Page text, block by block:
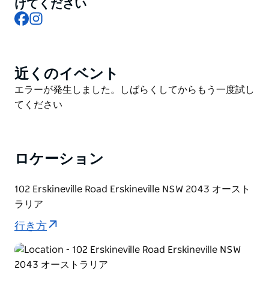
ド、薄型テレビ、デザイナーズアメニティなど、必要な
込めてご提供します。Erkoらしい料理を誇りとし、食
材にこだわり、可能な限り自家製で提供しています。カ
ジュアルなパブスタイルを継承しつつも、持続可能性、
地元産の食材、そして洗練されたお馴染みの料理にこだ
好みに合わせて様々なビールとナチュラルワインをご用
エルコは、伝統とモダンなセンスが融合した美しいデザ
けてください
Facebook
Product
List
近くのイベント
Product
List
エラーが発生しました。しばらくしてからもう一度試し
てください
ロケーション
102 Erskineville Road Erskineville NSW 2043 オースト
ラリア
行き方